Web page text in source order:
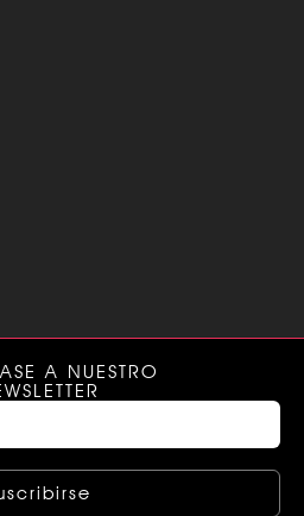
A NUESTRO